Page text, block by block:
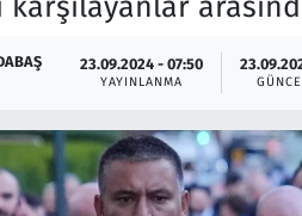
karşılayanlar
23.09.2024 - 07:50
YAYINLANMA